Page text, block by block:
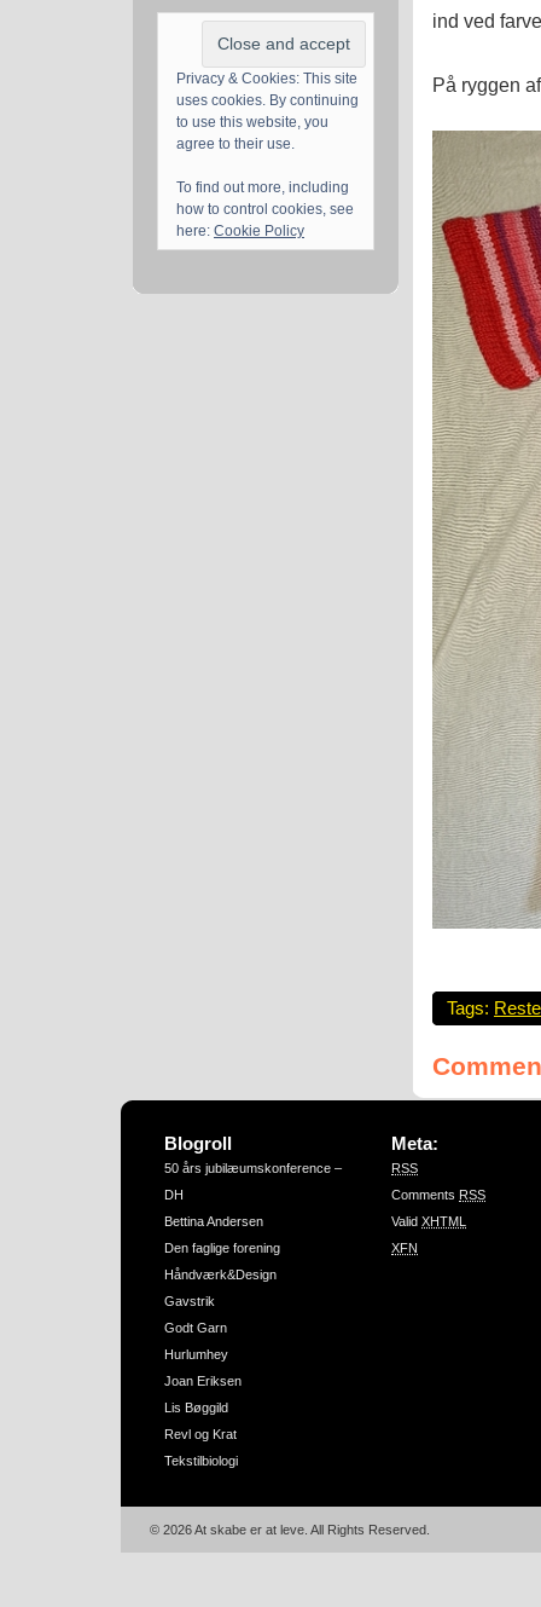
Privacy & Cookies: This site
uses cookies. By continuing
to use this website, you
agree to their use.
To find out more, including
how to control cookies, see
here: Cookie Policy
ind ved
På ryggen
Tags:
Blogroll
50 års jubilæumskonference –
DH
Bettina Andersen
Den faglige forening
Håndværk&Design
Gavstrik
Godt Garn
Hurlumhey
Joan Eriksen
Lis Bøggild
Revl og Krat
Tekstilbiologi
Meta:
RSS
Comments RSS
Valid XHTML
XFN
© 2026 At skabe er at leve. All Rights Reserved.